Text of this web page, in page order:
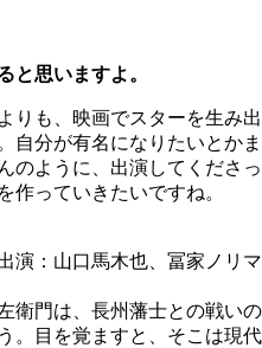
思いますよ。
りも、映画でスターを生み出
自分が有名になりたいとかま
のように、出演してくださっ
作っていきたいですね。
：山口馬木也、冨家ノリマ
衛門は、長州藩士との戦いの
。目を覚ますと、そこは現代